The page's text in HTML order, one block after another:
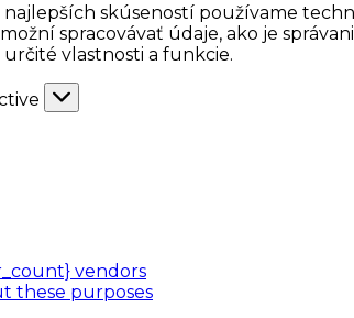
skúseností používame
spracovávať údaje, ako je
vlastnosti a funkcie.
vendors
these purposes